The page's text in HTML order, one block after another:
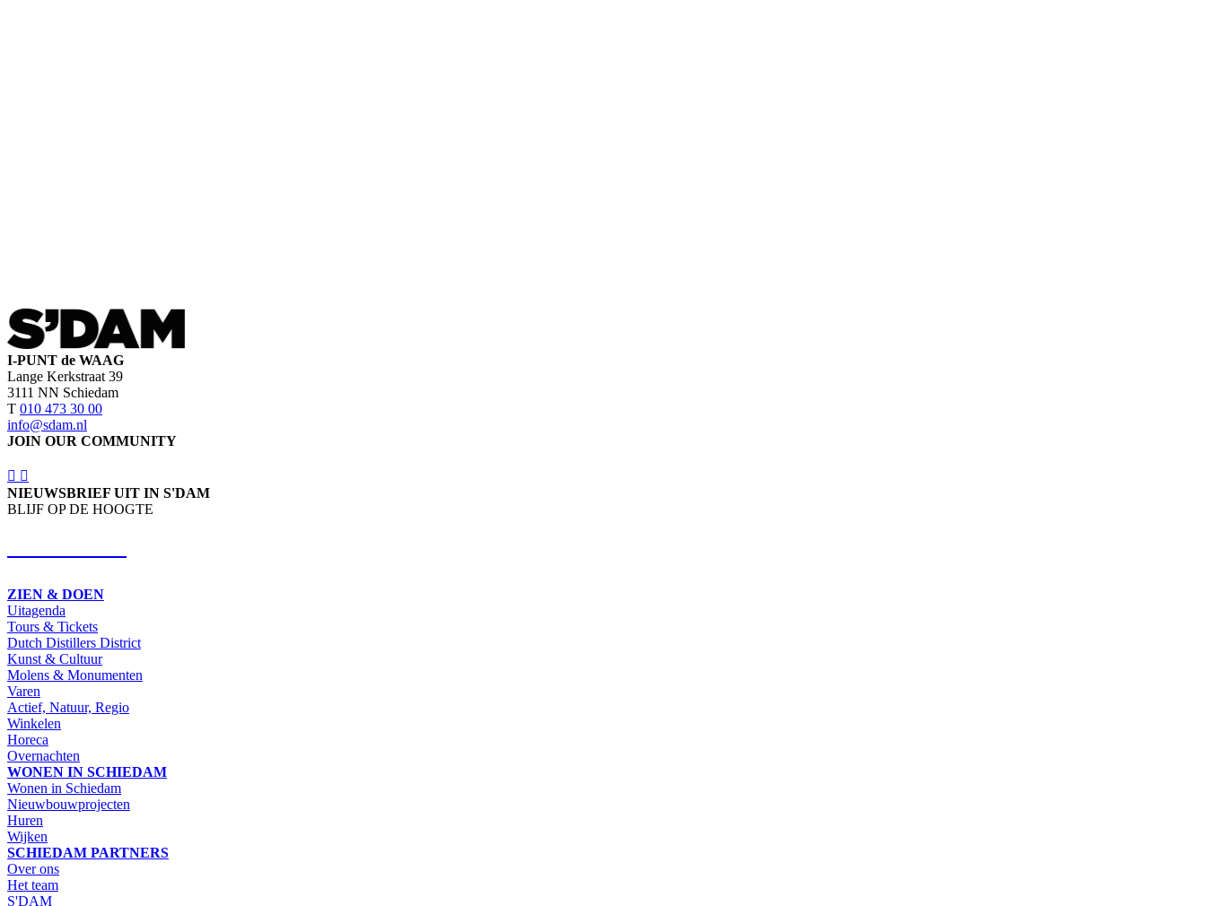
I-PUNT de WAAG
Lange Kerkstraat 39
3111 NN Schiedam
T 010 473 30 00
info@sdam.nl
JOIN OUR COMMUNITY
NIEUWSBRIEF UIT IN S'DAM
BLIJF OP DE HOOGTE
ZIEN & DOEN
Uitagenda
Tours & Tickets
Dutch Distillers District
Kunst & Cultuur
Molens & Monumenten
Varen
Actief, Natuur, Regio
Winkelen
Horeca
Overnachten
WONEN IN SCHIEDAM
Wonen in Schiedam
Nieuwbouwprojecten
Huren
Wijken
SCHIEDAM PARTNERS
Over ons
Het team
S'DAM